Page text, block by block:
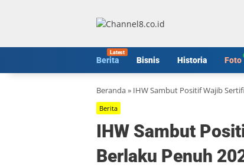
Berita Bisnis Historia Foto
Beranda» IHW Sambut Positif Wajib
Berita
IHW Sambut
Berlaku Penuh